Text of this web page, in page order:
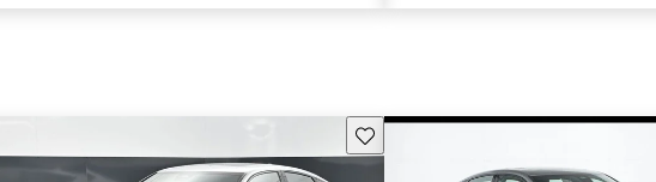
Guarda este Aviso